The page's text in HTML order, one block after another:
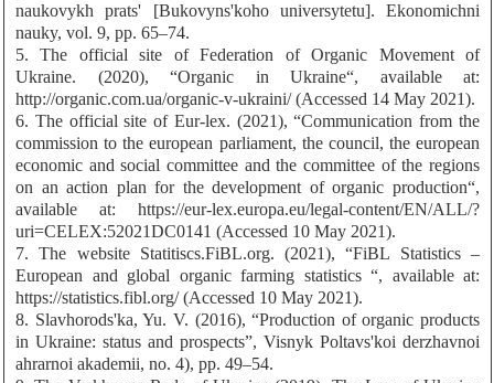
naukovykh prats' [Bukovyns'koho universytetu]. Ekonomichni
nauky, vol. 9, pp. 65–74.
5. The official site of Federation of Organic Movement of
Ukraine. (2020), “Organic in Ukraine“, available at:
http://organic.com.ua/organic-v-ukraini/ (Accessed 14 May 2021).
6. The official site of Eur-lex. (2021), “Communication from the
commission to the european parliament, the council, the european
economic and social committee and the committee of the regions
on an action plan for the development of organic production“,
available at: https://eur-lex.europa.eu/legal-content/EN/ALL/?
uri=CELEX:52021DC0141 (Accessed 10 May 2021).
7. The website Statitiscs.FiBL.org. (2021), “FiBL Statistics –
European and global organic farming statistics “, available at:
https://statistics.fibl.org/ (Accessed 10 May 2021).
8. Slavhorods'ka, Yu. V. (2016), “Production of organic products
in Ukraine: status and prospects”, Visnyk Poltavs'koi derzhavnoi
ahrarnoi akademii, no. 4), pp. 49–54.